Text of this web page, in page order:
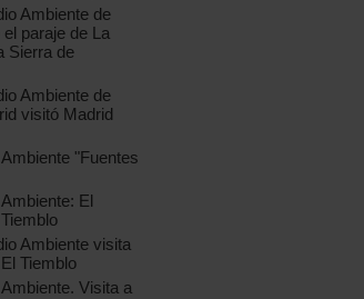
Ambiente de
paraje de La
Sierra de
Ambiente de
visitó Madrid
"Fuentes
El
Ambiente visita
Tiemblo
Visita a